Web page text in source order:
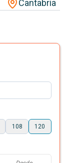
Cantabria
108 120